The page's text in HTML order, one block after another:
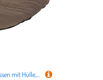
Kerbl Pet Traveller Reisekissen mit Hülle, taupe - L 85 x B 65 x H 3 cm